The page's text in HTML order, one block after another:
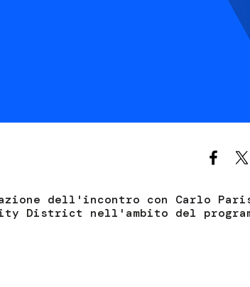
dell'incontro con Carlo
District nell'ambito del